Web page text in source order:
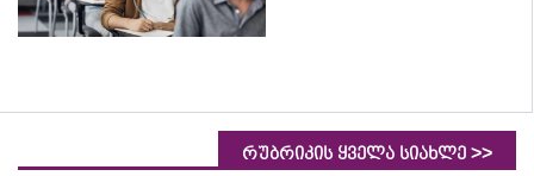
რუბრიკის ყველა სიახლე >>